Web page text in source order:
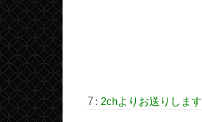
7 : 2chよりお送りします